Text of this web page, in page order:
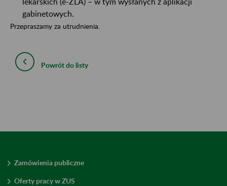
gabinetowych.
Przepraszamy za utrudnienia.
Powrót do listy
Zamówienia publiczne
Oferty pracy w ZUS